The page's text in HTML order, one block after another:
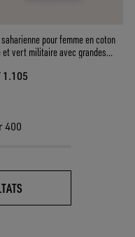
saharienne pour femme en coton
et vert militaire avec grandes
1.105
400